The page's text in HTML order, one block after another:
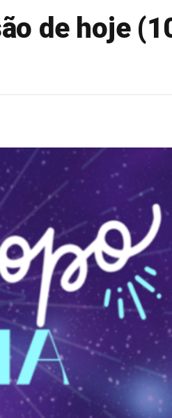
de hoje